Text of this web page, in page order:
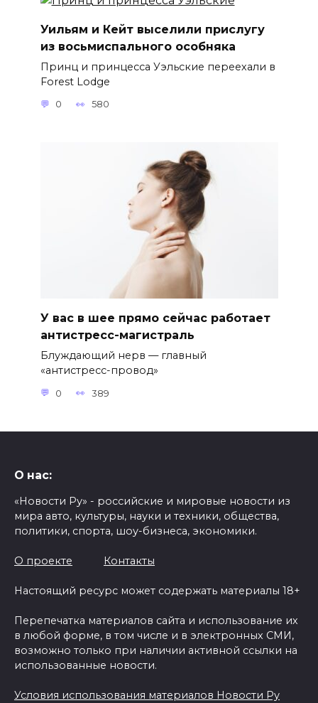
Уильям и Кейт выселили прислугу
из восьмиспального особняка
Принц и принцесса Уэльские переехали в
Forest Lodge
0 580
У вас в шее прямо сейчас работает
антистресс-магистраль
Блуждающий нерв — главный
«антистресс-провод»
0 389
О нас:
«Новости Ру» - российские и мировые новости из
мира авто, культуры, науки и техники, общества,
политики, спорта, шоу-бизнеса, экономики.
О проекте Контакты
Настоящий ресурс может содержать материалы 18+
Перепечатка материалов сайта и использование их
в любой форме, в том числе и в электронных СМИ,
возможно только при наличии активной ссылки на
использованные новости.
Условия использования материалов Новости Ру